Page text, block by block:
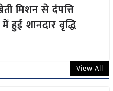
मिशन से दंपत्ति
शानदार वृद्धि
View All